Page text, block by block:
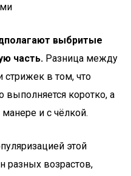
выбритые
часть. Разница между
в том, что
выполняется коротко, а
и с чёлкой.
этой
разных возрастов,